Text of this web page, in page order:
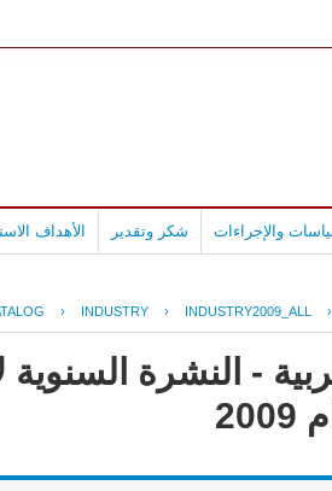
والإجراءات شكر وتقدير الأهداف
› INDUSTRY › INDUSTRY2009_ALL ›
- النشرة